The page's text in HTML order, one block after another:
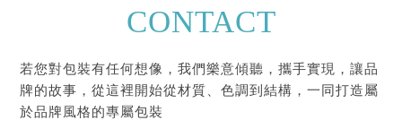
CONTACT
若您對包裝有任何想像，我們樂意傾聽，攜手實現，讓品
牌的故事，從這裡開始從材質、色調到結構，一同打造屬
於品牌風格的專屬包裝